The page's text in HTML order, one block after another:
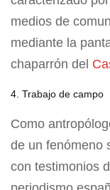
medios de
mediante la
chaparrón del
4. Trabajo de campo
Como
de un fenómeno
con testimonios